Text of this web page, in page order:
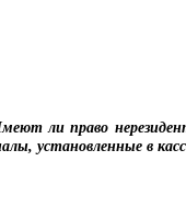
ли право
установленные в